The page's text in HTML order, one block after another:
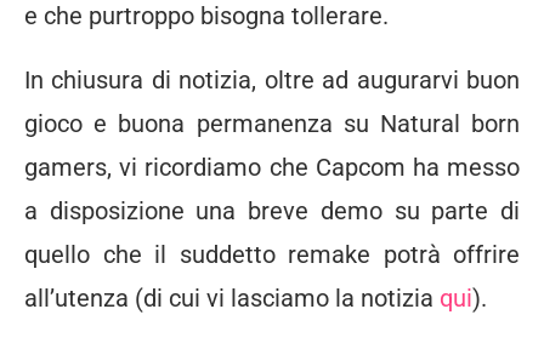
e che purtroppo bisogna tollerare.
In chiusura di notizia, oltre ad augurarvi buon
gioco e buona permanenza su Natural born
gamers, vi ricordiamo che Capcom ha messo
a disposizione una breve demo su parte di
quello che il suddetto remake potrà offrire
all’utenza (di cui vi lasciamo la notizia qui).